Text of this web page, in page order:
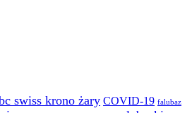
swiss krono żary COVID-19 falubaz